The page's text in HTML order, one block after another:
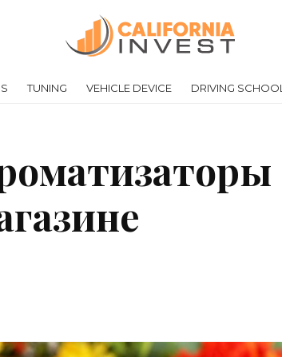
TUNING VEHICLE DEVICE DRIVING SCHOOL